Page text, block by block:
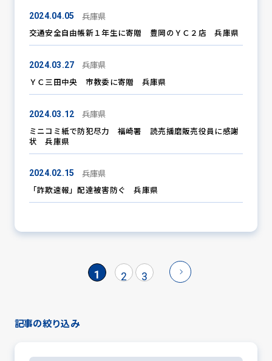
2024.04.05
兵庫県
交通安全自由帳新１年生に寄贈 豊岡のＹＣ２店 兵庫県
2024.03.27
兵庫県
ＹＣ三田中央 市教委に寄贈 兵庫県
2024.03.12
兵庫県
ミニコミ紙で防犯尽力 福崎署 読売播磨販売役員に感謝
状 兵庫県
2024.02.15
兵庫県
「詐欺速報」配達被害防ぐ 兵庫県
1 2 3
記事の絞り込み